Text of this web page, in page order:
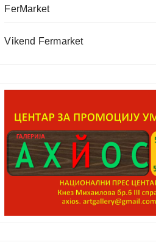
FerMarket
Vikend Fermarket